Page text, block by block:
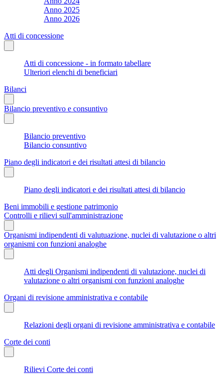
Anno 2025
Anno 2026
Atti di concessione
Atti di concessione - in formato tabellare
Ulteriori elenchi di beneficiari
Bilanci
Bilancio preventivo e consuntivo
Bilancio preventivo
Bilancio consuntivo
Piano degli indicatori e dei risultati attesi di bilancio
Piano degli indicatori e dei risultati attesi di bilancio
Beni immobili e gestione patrimonio
Controlli e rilievi sull'amministrazione
Organismi indipendenti di valutuazione, nuclei di valutazione o altri
organismi con funzioni analoghe
Atti degli Organismi indipendenti di valutazione, nuclei di
valutazione o altri organismi con funzioni analoghe
Organi di revisione amministrativa e contabile
Relazioni degli organi di revisione amministrativa e contabile
Corte dei conti
Rilievi Corte dei conti